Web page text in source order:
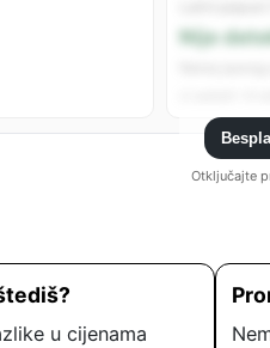
Registrujte
Nije
Otključajte
u cijenama